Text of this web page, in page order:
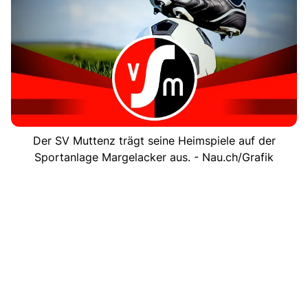
Der SV Muttenz trägt seine Heimspiele auf der
Sportanlage Margelacker aus. - Nau.ch/Grafik